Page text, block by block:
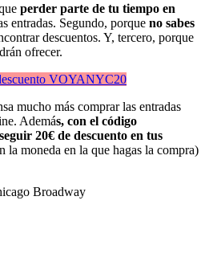
perder parte de tu tiempo en
entradas. Segundo, porque no sabes
descuentos. Y, tercero, porque
ofrecer.
VOYANYC20
mucho más comprar las entradas
Además, con el código
20€ de descuento en tus
la moneda en la que hagas la compra)